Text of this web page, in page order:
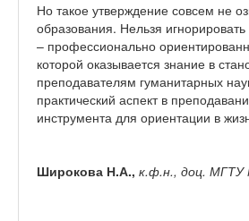
Но такое утверждение совсем не
образования. Нельзя
– профессионально
которой оказывается знание в
преподавателям гуманитарных
практический аспект в
инструмента для ориентации в
Широкова Н.А., к.ф.н., доц.